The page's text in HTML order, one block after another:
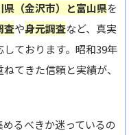
県（金沢市）と富山県を
査や身元調査など、真実
ております。昭和39年
てきた信頼と実績が、
るべきか迷っているの